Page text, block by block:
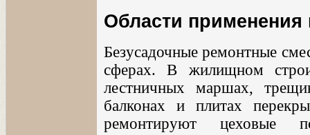
Области
Безусадочные ремонтные
сферах. В жилищном
лестничных маршах,
балконах и плитах
ремонтируют цеховые